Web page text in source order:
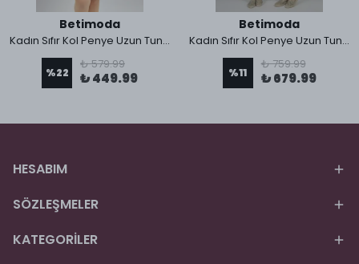
Betimoda
Kadın Sıfır Kol Penye Uzun Tunik İçlik
%22
₺ 579.99
₺ 449.99
Betimoda
Kadın Sıfır Kol Penye Uzun Tunik İçlik 2 Adet
%11
₺ 759.99
₺ 679.99
HESABIM
SÖZLEŞMELER
KATEGORİLER